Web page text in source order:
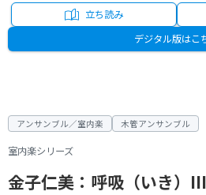
立ち読み
デジタル版はこ
アンサンブル／室内楽 木管アンサンブル
室内楽シリーズ
金子仁美：呼吸（いき）